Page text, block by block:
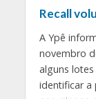
Recall
A Ypê
novembro
alguns
identificar a